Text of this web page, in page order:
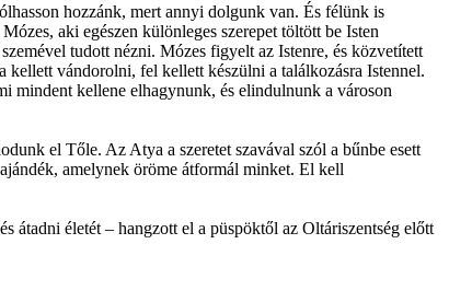
hozzánk, mert annyi dolgunk van. És félünk is
aki egészen különleges szerepet töltött be Isten
tudott nézni. Mózes figyelt az Istenre, és közvetített
vándorolni, fel kellett készülni a találkozásra Istennel.
mindent kellene elhagynunk, és elindulnunk a városon
el Tőle. Az Atya a szeretet szavával szól a bűnbe esett
amelynek öröme átformál minket. El kell
átadni életét – hangzott el a püspöktől az Oltáriszentség előtt